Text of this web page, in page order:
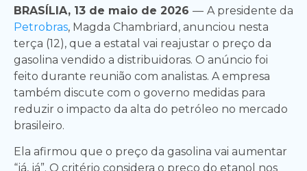
BRASÍLIA, 13 de maio de 2026 — A presidente da
Petrobras, Magda Chambriard, anunciou nesta
terça (12), que a estatal vai reajustar o preço da
gasolina vendido a distribuidoras. O anúncio foi
feito durante reunião com analistas. A empresa
também discute com o governo medidas para
reduzir o impacto da alta do petróleo no mercado
brasileiro.
Ela afirmou que o preço da gasolina vai aumentar
“já, já”. O critério considera o preço do etanol nos